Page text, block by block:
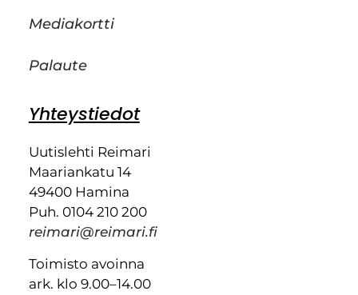
Mediakortti
Palaute
Yhteystiedot
Uutislehti Reimari
Maariankatu 14
49400 Hamina
Puh. 0104 210 200
reimari@reimari.fi
Toimisto avoinna
ark. klo 9.00–14.00